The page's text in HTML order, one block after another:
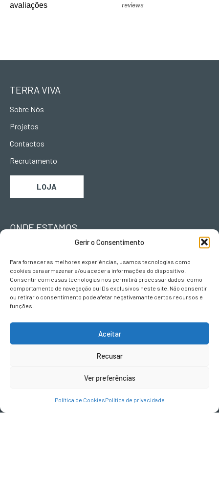
Gerir o Consentimento
Para fornecer as melhores experiências, usamos tecnologias como
cookies para armazenar e/ou aceder a informações do dispositivo.
Consentir com essas tecnologias nos permitirá processar dados, como
comportamento de navegação ou IDs exclusivos neste site. Não consentir
ou retirar o consentimento pode afetar negativamante certos recursos e
funções.
Aceitar
Recusar
Ver preferências
Política de CookiesPolítica de privacidade
avaliações
reviews
TERRA VIVA
Sobre Nós
Projetos
Contactos
Recrutamento
LOJA
ONDE ESTAMOS
5000-063
Vila Real
CONTACTOS